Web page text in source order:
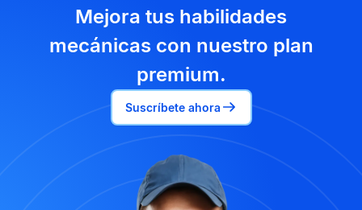
Mejora tus habilidades
mecánicas con nuestro plan
premium.
Suscríbete ahora